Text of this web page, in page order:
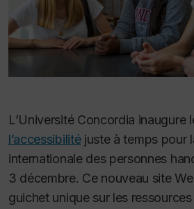
L’Université Concordia inaugure
l’accessibilitéjuste à temps pour
internationale des personnes
3 décembre. Ce nouveau site
guichet unique sur les